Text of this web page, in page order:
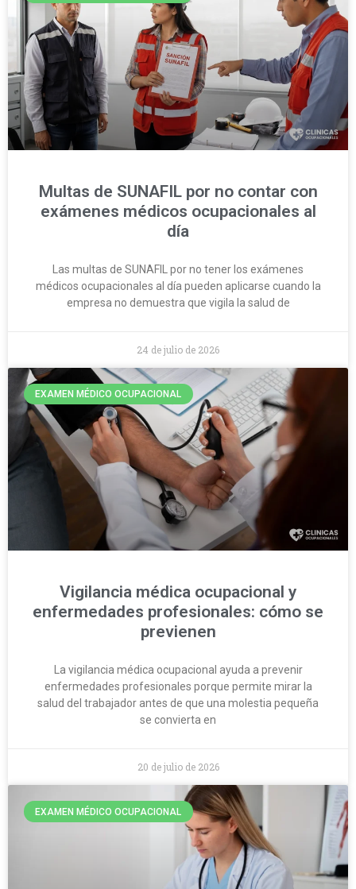
Multas de SUNAFIL por no contar con
exámenes médicos ocupacionales al
día
Las multas de SUNAFIL por no tener los exámenes
médicos ocupacionales al día pueden aplicarse cuando la
empresa no demuestra que vigila la salud de
24 de julio de 2026
EXAMEN MÉDICO OCUPACIONAL
Vigilancia médica ocupacional y
enfermedades profesionales: cómo se
previenen
La vigilancia médica ocupacional ayuda a prevenir
enfermedades profesionales porque permite mirar la
salud del trabajador antes de que una molestia pequeña
se convierta en
20 de julio de 2026
EXAMEN MÉDICO OCUPACIONAL